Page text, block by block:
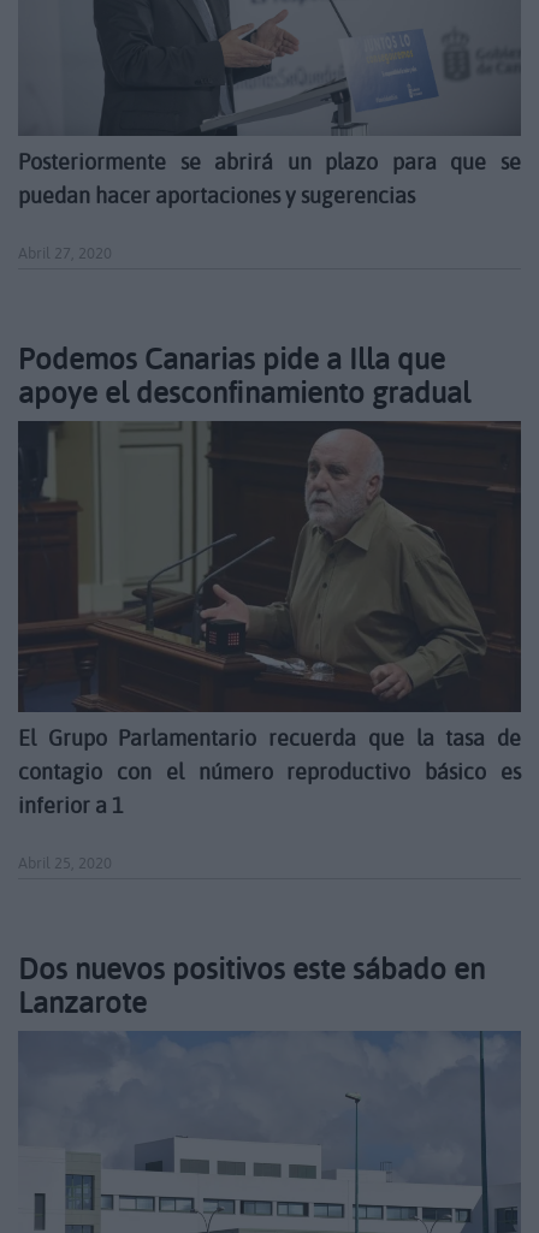
Posteriormente se abrirá un plazo para que se
puedan hacer aportaciones y sugerencias
Abril 27, 2020
Podemos Canarias pide a Illa que
apoye el desconfinamiento gradual
El Grupo Parlamentario recuerda que la tasa de
contagio con el número reproductivo básico es
inferior a 1
Abril 25, 2020
Dos nuevos positivos este sábado en
Lanzarote